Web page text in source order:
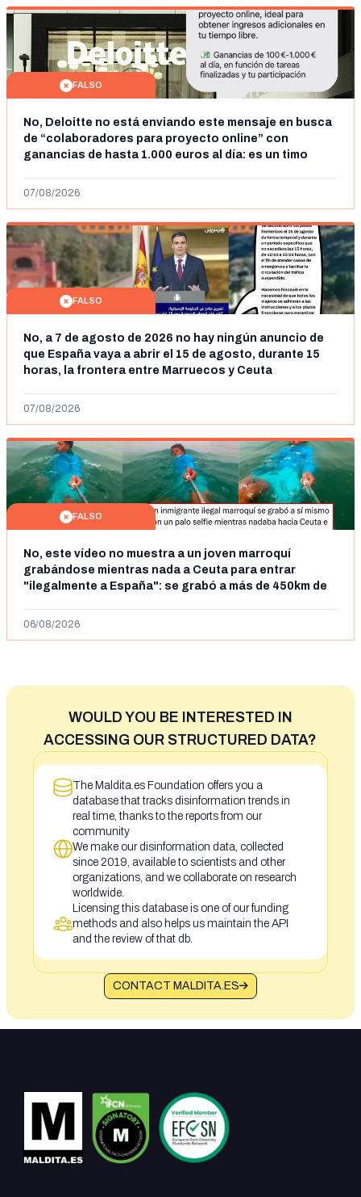
FALSO
No, Deloitte no está enviando este mensaje en busca
de “colaboradores para proyecto online” con
ganancias de hasta 1.000 euros al día: es un timo
07/08/2026
FALSO
No, a 7 de agosto de 2026 no hay ningún anuncio de
que España vaya a abrir el 15 de agosto, durante 15
horas, la frontera entre Marruecos y Ceuta
07/08/2026
FALSO
No, este vídeo no muestra a un joven marroquí
grabándose mientras nada a Ceuta para entrar
"ilegalmente a España": se grabó a más de 450km de
06/08/2026
WOULD YOU BE INTERESTED IN
ACCESSING OUR STRUCTURED DATA?
The Maldita.es Foundation offers you a
database that tracks disinformation trends in
real time, thanks to the reports from our
community
We make our disinformation data, collected
since 2019, available to scientists and other
organizations, and we collaborate on research
worldwide.
Licensing this database is one of our funding
methods and also helps us maintain the API
and the review of that db.
CONTACT MALDITA.ES